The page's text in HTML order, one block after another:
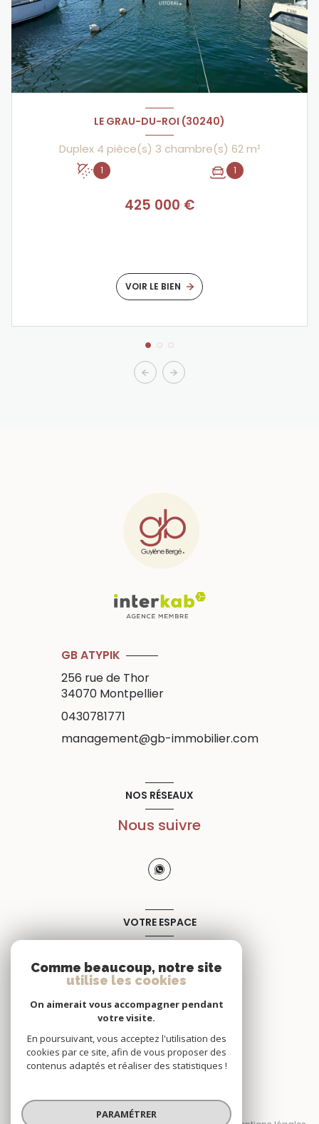
LE GRAU-DU-ROI (30240)
Duplex 4 pièce(s) 3 chambre(s) 62 m²
1 1
425 000 €
VOIR LE BIEN
GB ATYPIK
256 rue de Thor
34070 Montpellier
0430781771
management@gb-immobilier.com
NOS RÉSEAUX
Nous suivre
VOTRE ESPACE
© 2026 | Tous droits réservés
Comme beaucoup, notre site
utilise les cookies
On aimerait vous accompagner pendant
votre visite.
En poursuivant, vous acceptez l'utilisation des
cookies par ce site, afin de vous proposer des
contenus adaptés et réaliser des statistiques !
PARAMÉTRER